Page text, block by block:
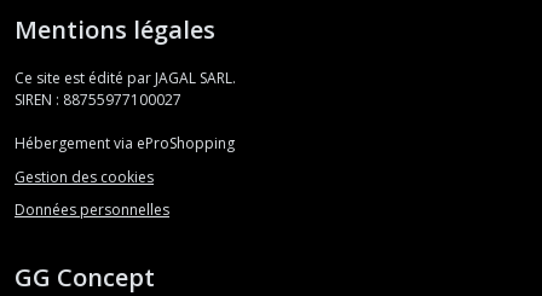
Mentions légales
Ce site est édité par JAGAL SARL.
SIREN : 88755977100027
Hébergement via eProShopping
Gestion des cookies
Données personnelles
GG Concept